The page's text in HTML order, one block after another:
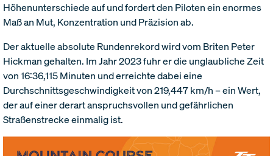
Höhenunterschiede auf und fordert den Piloten ein enormes
Maß an Mut, Konzentration und Präzision ab.
Der aktuelle absolute Rundenrekord wird vom Briten Peter
Hickman gehalten. Im Jahr 2023 fuhr er die unglaubliche Zeit
von 16:36,115 Minuten und erreichte dabei eine
Durchschnittsgeschwindigkeit von 219,447 km/h – ein Wert,
der auf einer derart anspruchsvollen und gefährlichen
Straßenstrecke einmalig ist.